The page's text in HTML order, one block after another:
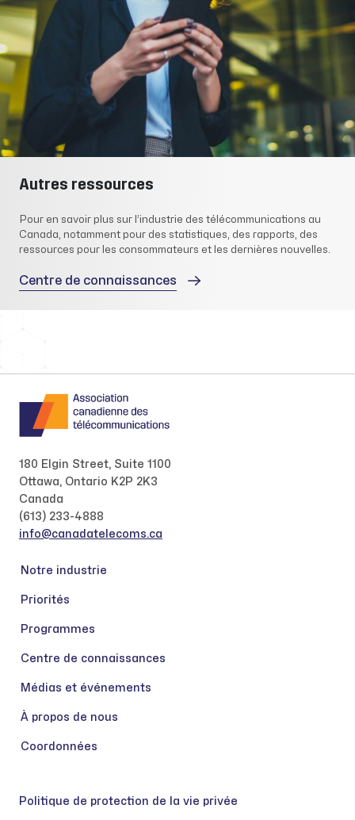
Autres ressources
Pour en savoir plus sur l’industrie des télécommunications au
Canada, notamment pour des statistiques, des rapports, des
ressources pour les consommateurs et les dernières nouvelles.
Centre de connaissances
180 Elgin Street, Suite 1100
Ottawa, Ontario K2P 2K3
Canada
(613) 233-4888
info@canadatelecoms.ca
Notre industrie
Priorités
Programmes
Centre de connaissances
Médias et événements
À propos de nous
Coordonnées
Politique de protection de la vie privée